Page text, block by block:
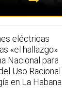
eléctricas
«el hallazgo»
Nacional para
Uso Racional
en La Habana